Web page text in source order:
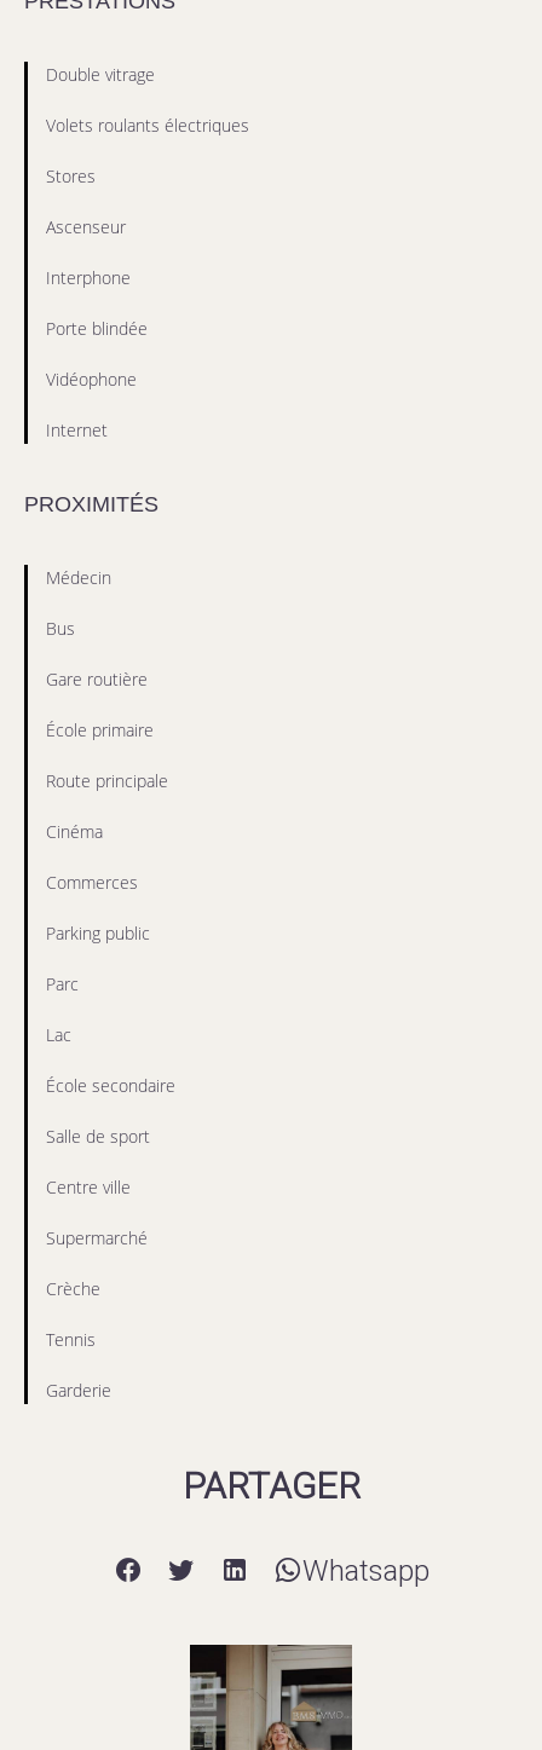
Double vitrage
Volets roulants électriques
Stores
Ascenseur
Interphone
Porte blindée
Vidéophone
Internet
PROXIMITÉS
Médecin
Bus
Gare routière
École primaire
Route principale
Cinéma
Commerces
Parking public
Parc
Lac
École secondaire
Salle de sport
Centre ville
Supermarché
Crèche
Tennis
Garderie
PARTAGER
Whatsapp